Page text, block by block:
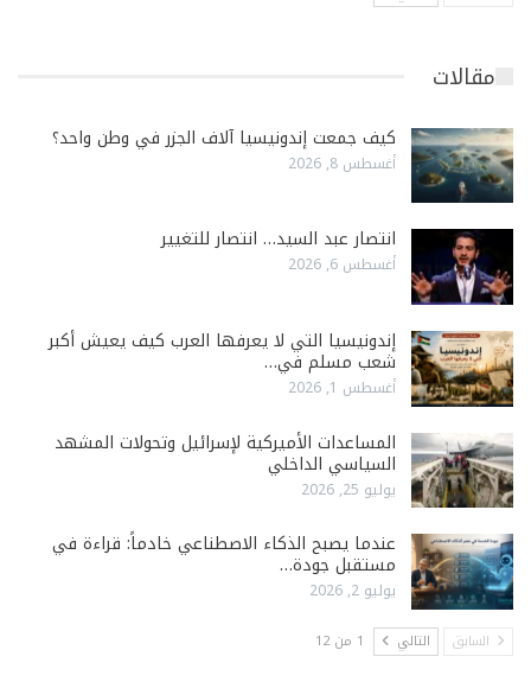
مقالات
كيف جمعت إندونيسيا آلاف الجزر في وطن واحد؟
أغسطس 8, 2026
انتصار عبد السيد… انتصار للتغيير
أغسطس 6, 2026
إندونيسيا التي لا يعرفها العرب كيف يعيش أكبر
شعب مسلم في…
أغسطس 1, 2026
المساعدات الأميركية لإسرائيل وتحولات المشهد
السياسي الداخلي
يوليو 25, 2026
عندما يصبح الذكاء الاصطناعي خادماً: قراءة في
مستقبل جودة…
يوليو 2, 2026
السابق التالي 1 من 12